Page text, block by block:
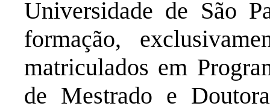
Universidade de São
formação,
matriculados em
de Mestrado e